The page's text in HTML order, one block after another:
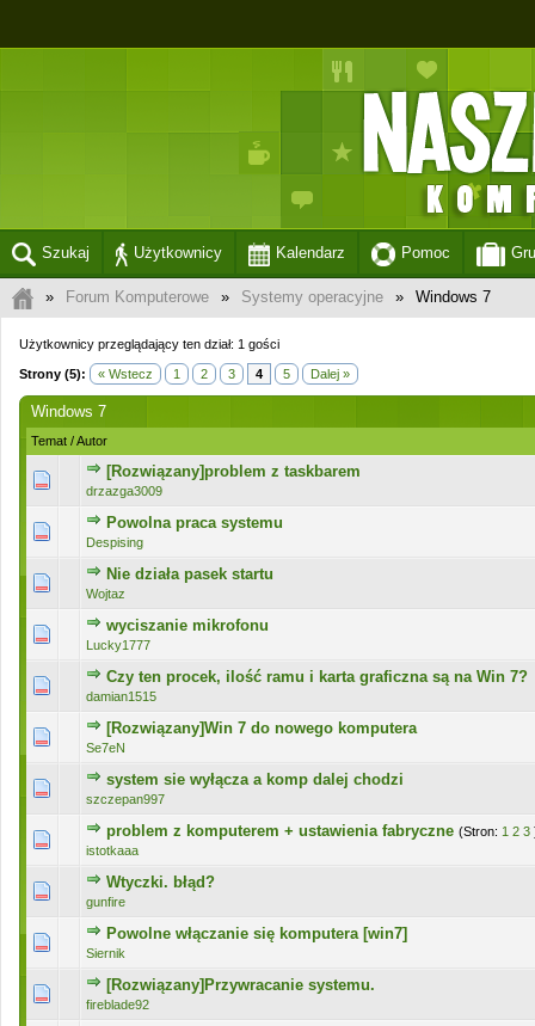
Szukaj Użytkownicy Kalendarz Pomoc
» Forum Komputerowe » Systemy operacyjne » Windows 7
Użytkownicy przeglądający ten dział: 1 gości
Strony (5): « Wstecz 1 2 3 4 5 Dalej »
Windows 7
Temat /Autor
[Rozwiązany]problem z taskbarem
drzazga3009
0 głosów - średnia ocena: 0 na 5 gwiazdek
1 2 345
Powolna praca systemu
Despising
0 głosów - średnia ocena: 0 na 5 gwiazdek
123
Nie działa pasek startu
Wojtaz
0 głosów - średnia ocena: 0 na 5 gwiazdek
12
wyciszanie mikrofonu
Lucky1777
0 głosów - średnia ocena: 0 na 5 gwiazdek
1
Czy ten procek, ilość ramu i karta graficzna są na Win 7?
damian1515
0 głosów - średnia ocena: 0 na 5 gwiazdek
12345
[Rozwiązany]Win 7 do nowego komputera
Se7eN
0 głosów - średnia ocena: 0 na 5 gwiazdek
12345
system sie wyłącza a komp dalej chodzi
szczepan997
0 głosów - średnia ocena: 0 na 5 gwiazdek
12345
problem z komputerem + ustawienia fabryczne (Stron: 1 2 3
istotkaaa
0 głosów - średnia ocena: 0 na 5 gwiazdek
12 4 5
Wtyczki. błąd?
gunfire
0 głosów - średnia ocena: 0 na 5 gwiazdek
Powolne włączanie się komputera [win7]
Siernik
0 głosów - średnia ocena: 0 na 5 gwiazdek
12 345
[Rozwiązany]Przywracanie systemu.
fireblade92
0 głosów - średnia ocena: 0 na 5 gwiazdek
12345